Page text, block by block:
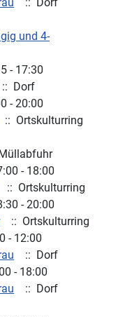
:: Dorf
und 4-
- 17:30
:: Dorf
- 20:00
:: Ortskulturring
- 18:00
:: Ortskulturring
- 20:00
:: Ortskulturring
- 12:00
:: Dorf
- 18:00
:: Dorf